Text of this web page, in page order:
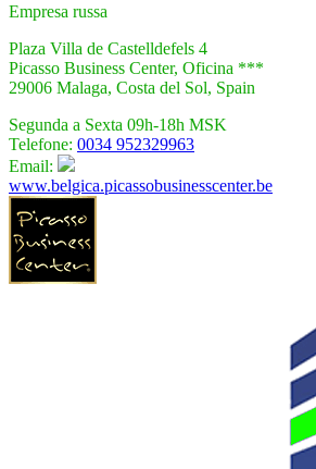
Empresa russa
Plaza Villa de Castelldefels 4
Picasso Business Center, Oficina ***
29006 Malaga, Costa del Sol, Spain
Segunda a Sexta 09h-18h MSK
Telefone: 0034 952329963
Email:
www.belgica.picassobusinesscenter.be